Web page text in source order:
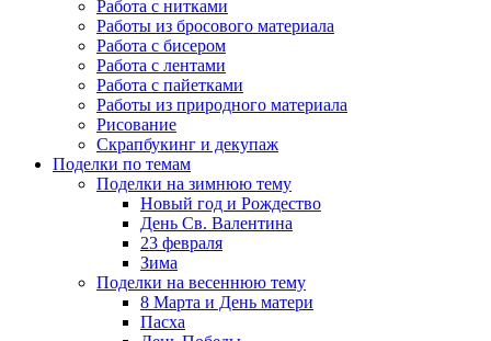
Работа с нитками
Работы из бросового материала
Работа с бисером
Работа с лентами
Работа с пайетками
Работы из природного материала
Рисование
Скрапбукинг и декупаж
Поделки по темам
Поделки на зимнюю тему
Новый год и Рождество
День Св. Валентина
23 февраля
Зима
Поделки на весеннюю тему
8 Марта и День матери
Пасха